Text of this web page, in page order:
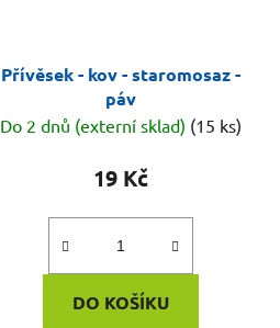
Přívěsek - kov - staromosaz -
páv
Do 2 dnů (externí sklad) (15 ks)
19 Kč
DO KOŠÍKU